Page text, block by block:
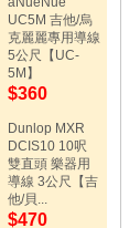
UC5M 吉他/烏
克麗麗專用導線
5公尺【UC-
5M】
$360
Dunlop MXR
DCIS10 10呎
雙直頭 樂器用
導線 3公尺【吉
他/貝...
$470